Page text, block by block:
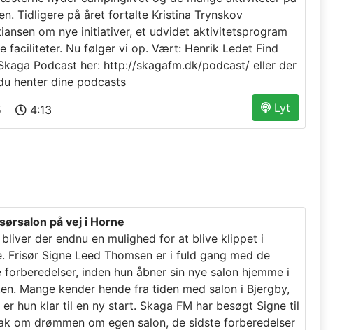
Tidligere på året fortalte Kristina Trynskov
om nye initiativer, et udvidet aktivitetsprogram
faciliteter. Nu følger vi op. Vært: Henrik Ledet Find
Podcast her: http://skagafm.dk/podcast/ eller der
henter dine podcasts
Lyt
4:13
på vej i Horne
bliver der endnu en mulighed for at blive klippet i
Frisør Signe Leed Thomsen er i fuld gang med de
forberedelser, inden hun åbner sin nye salon hjemme i
Mange kender hende fra tiden med salon i Bjergby,
er hun klar til en ny start. Skaga FM har besøgt Signe til
om drømmen om egen salon, de sidste forberedelser